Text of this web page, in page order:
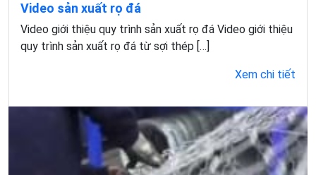
Video sản xuất rọ đá
Video giới thiệu quy trình sản xuất rọ đá Video giới thiệu
quy trình sản xuất rọ đá từ sợi thép […]
Xem chi tiết